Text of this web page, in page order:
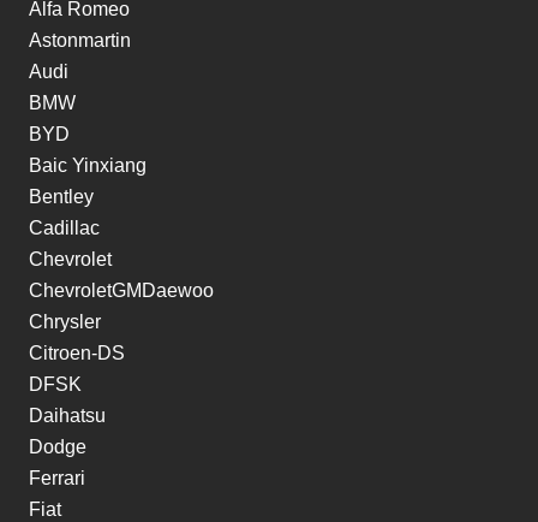
Alfa Romeo
Astonmartin
Audi
BMW
BYD
Baic Yinxiang
Bentley
Cadillac
Chevrolet
ChevroletGMDaewoo
Chrysler
Citroen-DS
DFSK
Daihatsu
Dodge
Ferrari
Fiat